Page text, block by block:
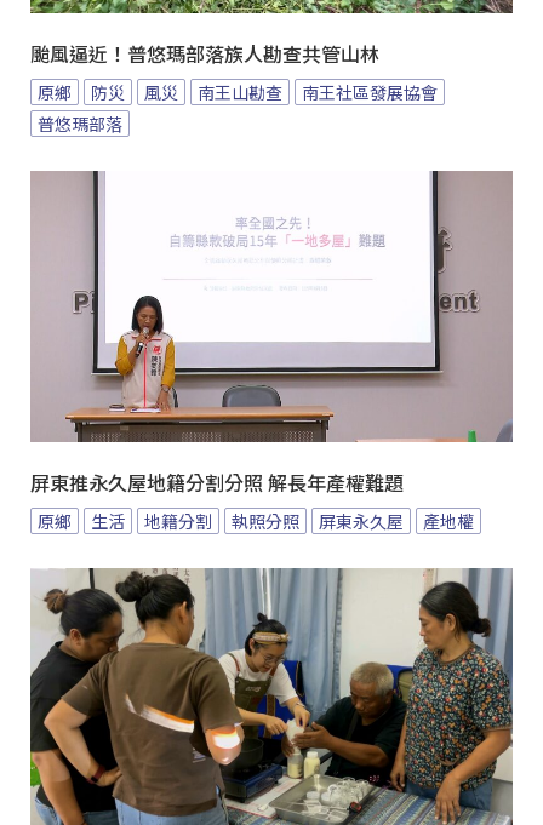
颱風逼近！普悠瑪部落族人勘查共管山林
原鄉 防災 風災 南王山勘查
南王社區發展協會
普悠瑪部落
屏東推永久屋地籍分割分照 解長年產權難題
原鄉 生活 地籍分割 執照分照 屏東永久屋 產地權